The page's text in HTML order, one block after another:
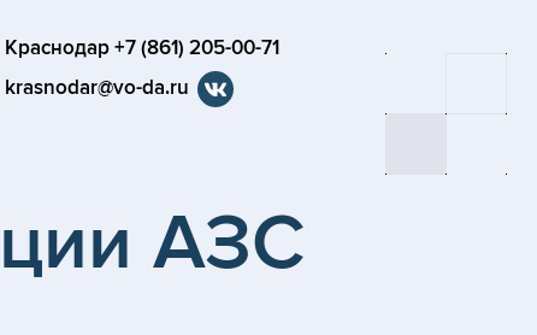
Краснодар +7 (861) 205-00-71
krasnodar@vo-da.ru
АЗС